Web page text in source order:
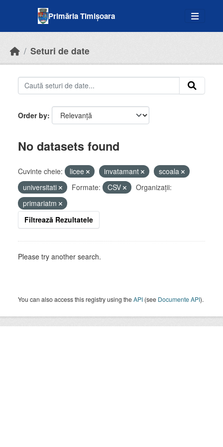
Primăria Timișoara
Seturi de date
Order by
No datasets found
Cuvinte cheie: licee invatamant
scoala
universitati
Formate: CSV
Organizații:
primariatm
Filtrează Rezultatele
Please try another search.
You can also access this registry using theAPI (see Documente API).